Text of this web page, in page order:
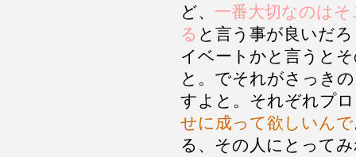
ど、 一番大切なのは
る と言う事が良いだ
イベートかと言うと
と。でそれがさっき
すよと。それぞれプ
せに成って欲しいんで
る、その人にとって